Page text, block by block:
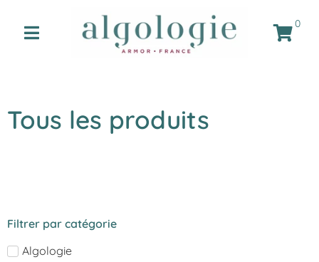
0
Tous les produits
Filtrer par catégorie
Algologie